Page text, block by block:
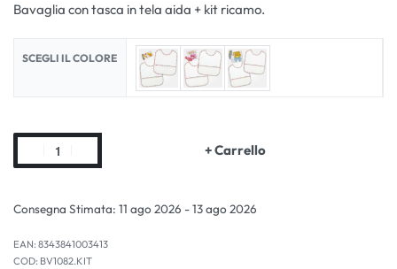
Bavaglia con tasca in tela aida + kit ricamo.
SCEGLI IL COLORE
+ Carrello
Consegna Stimata: 11 ago 2026 - 13 ago 2026
EAN: 8343841003413
BV1082.KIT